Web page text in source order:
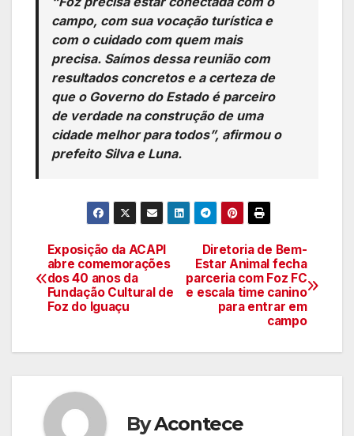
campo, com sua vocação turística e
com o cuidado com quem mais
precisa. Saímos dessa reunião com
resultados concretos e a certeza de
que o Governo do Estado é parceiro
de verdade na construção de uma
cidade melhor para todos”, afirmou o
prefeito Silva e Luna.
Navegação
de
artigos
Diretoria de Bem-
Estar Animal fecha
parceria com Foz FC
e escala time canino
para entrar em
campo
Exposição da ACAPI
abre comemorações
dos 40 anos da
Fundação Cultural de
Foz do Iguaçu
ByAcontece